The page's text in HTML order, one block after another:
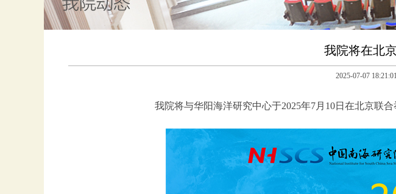
我院将在北
2025-07-07
我院将与华阳海洋研究中心于2025年7月10日在北京联合